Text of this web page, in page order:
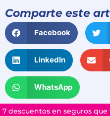
Comparte este
Facebook
LinkedIn
WhatsApp
7 descuentos en seguros